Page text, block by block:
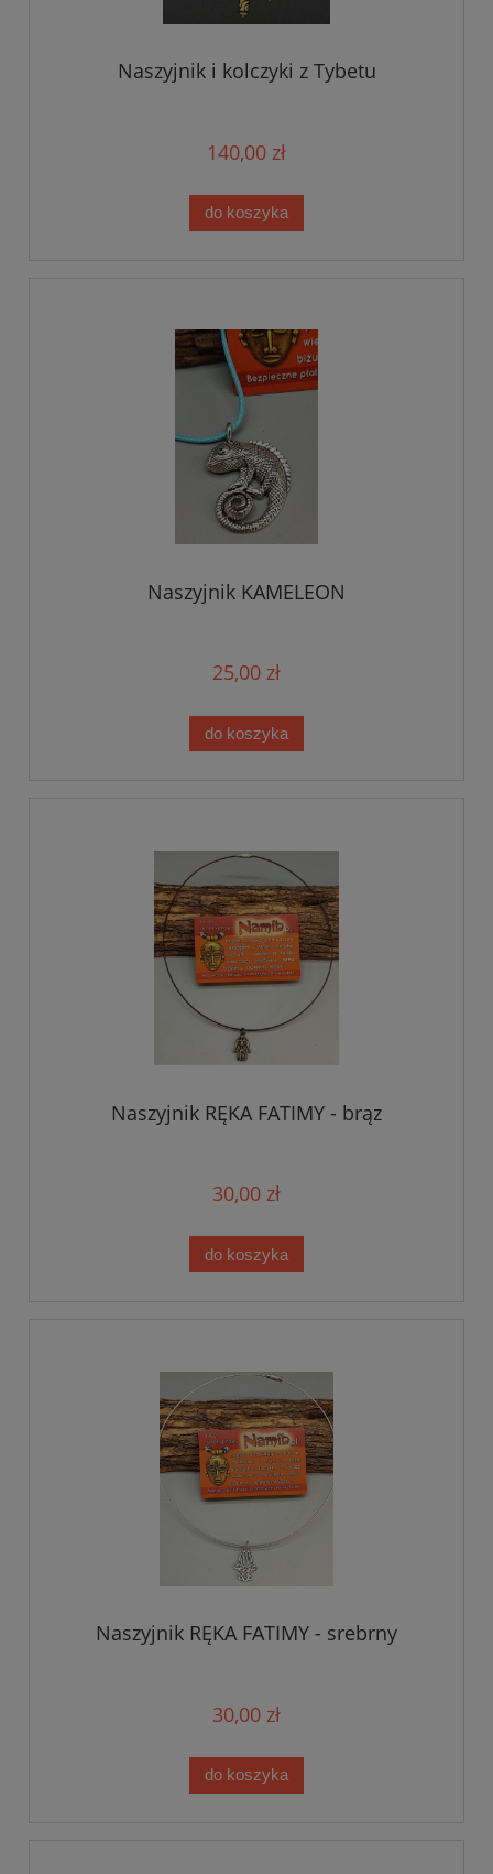
Naszyjnik i kolczyki z Tybetu
140,00 zł
do koszyka
Naszyjnik KAMELEON
25,00 zł
do koszyka
Naszyjnik RĘKA FATIMY - brąz
30,00 zł
do koszyka
Naszyjnik RĘKA FATIMY - srebrny
30,00 zł
do koszyka